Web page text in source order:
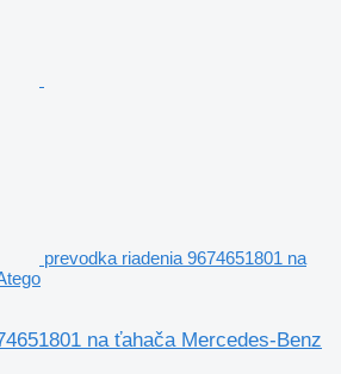
prevodka riadenia 9674651801 na
na ťahača Mercedes-Benz